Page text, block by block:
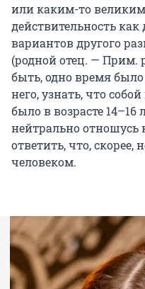
или каким-то
действительность как
вариантов другого
(родной отец. — Прим.
быть, одно время
него, узнать, что
было в возрасте
нейтрально отношусь
ответить, что, скорее,
человеком.